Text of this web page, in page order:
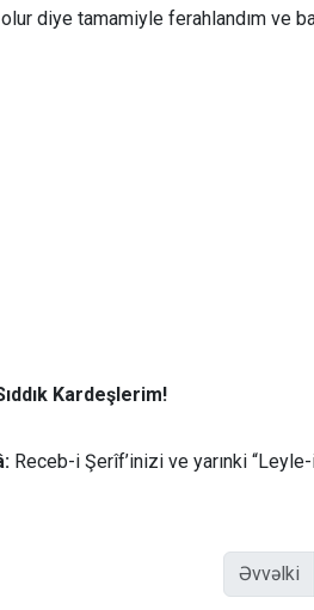
olur diye tamamiyle ferahlandım ve
Kardeşlerim!
Receb-i Şerîf’inizi ve yarınki
Əvvəlki